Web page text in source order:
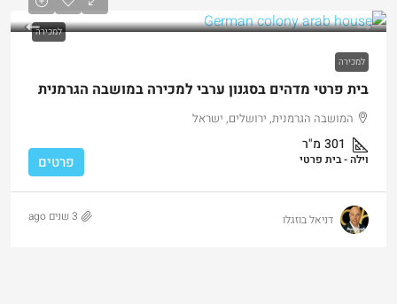
למכירה
למכירה
בית פרטי מדהים בסגנון ערבי למכירה במושבה הגרמנית
המושבה הגרמנית, ירושלים, ישראל
301 מ"ר
וילה - בית פרטי פרטים
דניאל בוזגלו 3 שנים ago